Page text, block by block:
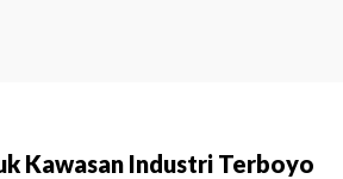
Kawasan Industri Terboyo